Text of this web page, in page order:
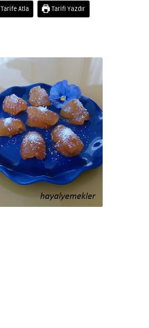
Tarife Atla Tarifi Yazdır